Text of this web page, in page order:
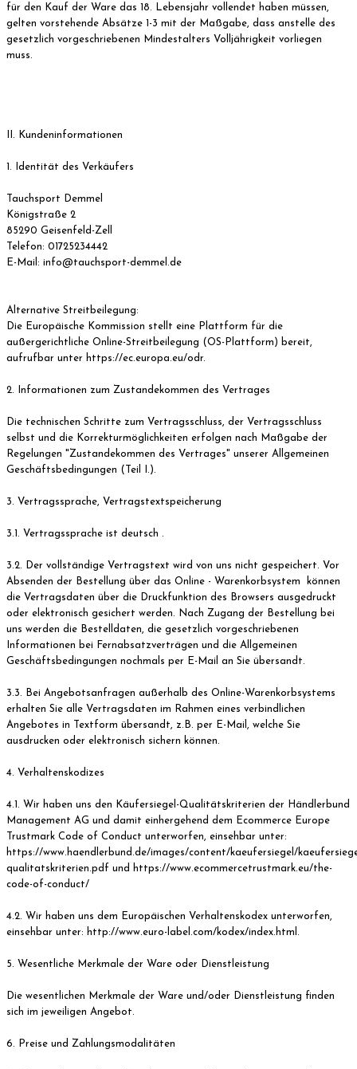
für den Kauf der Ware das 18. Lebensjahr vollendet haben müssen,
gelten vorstehende Absätze 1-3 mit der Maßgabe, dass anstelle des
gesetzlich vorgeschriebenen Mindestalters Volljährigkeit vorliegen
muss.
II. Kundeninformationen
1. Identität des Verkäufers
Tauchsport Demmel
Königstraße 2
85290 Geisenfeld-Zell
Telefon: 01725234442
E-Mail: info@tauchsport-demmel.de
Alternative Streitbeilegung:
Die Europäische Kommission stellt eine Plattform für die
außergerichtliche Online-Streitbeilegung (OS-Plattform) bereit,
aufrufbar unter https://ec.europa.eu/odr.
2. Informationen zum Zustandekommen des Vertrages
Die technischen Schritte zum Vertragsschluss, der Vertragsschluss
selbst und die Korrekturmöglichkeiten erfolgen nach Maßgabe der
Regelungen "Zustandekommen des Vertrages" unserer Allgemeinen
Geschäftsbedingungen (Teil I.).
3. Vertragssprache, Vertragstextspeicherung
3.1. Vertragssprache ist deutsch .
3.2. Der vollständige Vertragstext wird von uns nicht gespeichert. Vor
Absenden der Bestellung über das Online - Warenkorbsystem können
die Vertragsdaten über die Druckfunktion des Browsers ausgedruckt
oder elektronisch gesichert werden. Nach Zugang der Bestellung bei
uns werden die Bestelldaten, die gesetzlich vorgeschriebenen
Informationen bei Fernabsatzverträgen und die Allgemeinen
Geschäftsbedingungen nochmals per E-Mail an Sie übersandt.
3.3. Bei Angebotsanfragen außerhalb des Online-Warenkorbsystems
erhalten Sie alle Vertragsdaten im Rahmen eines verbindlichen
Angebotes in Textform übersandt, z.B. per E-Mail, welche Sie
ausdrucken oder elektronisch sichern können.
4. Verhaltenskodizes
4.1. Wir haben uns den Käufersiegel-Qualitätskriterien der Händlerbund
Management AG und damit einhergehend dem Ecommerce Europe
Trustmark Code of Conduct unterworfen, einsehbar unter:
https://www.haendlerbund.de/images/content/kaeufersiegel/
qualitatskriterien.pdf und https://www.ecommercetrustmark.eu/the-
code-of-conduct/
4.2. Wir haben uns dem Europäischen Verhaltenskodex unterworfen,
einsehbar unter: http://www.euro-label.com/kodex/index.html.
5. Wesentliche Merkmale der Ware oder Dienstleistung
Die wesentlichen Merkmale der Ware und/oder Dienstleistung finden
sich im jeweiligen Angebot.
6. Preise und Zahlungsmodalitäten